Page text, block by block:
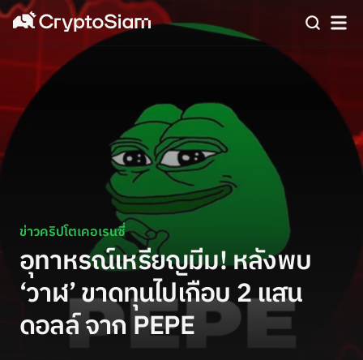
ข่าวคริปโตเคอเรนซี่
อุทาหรณ์เหรียญมีม! หลังพบ
‘วาฬ’ ขาดทุนไปเกือบ 2 แสน
ดอลล์ จาก PEPE